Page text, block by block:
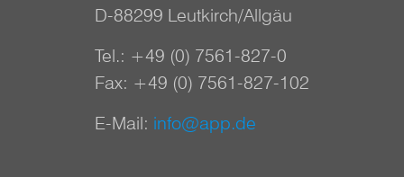
D-88299 Leutkirch/Allgäu
Tel.: +49 (0) 7561-827-0
Fax: +49 (0) 7561-827-102
E-Mail: info@app.de